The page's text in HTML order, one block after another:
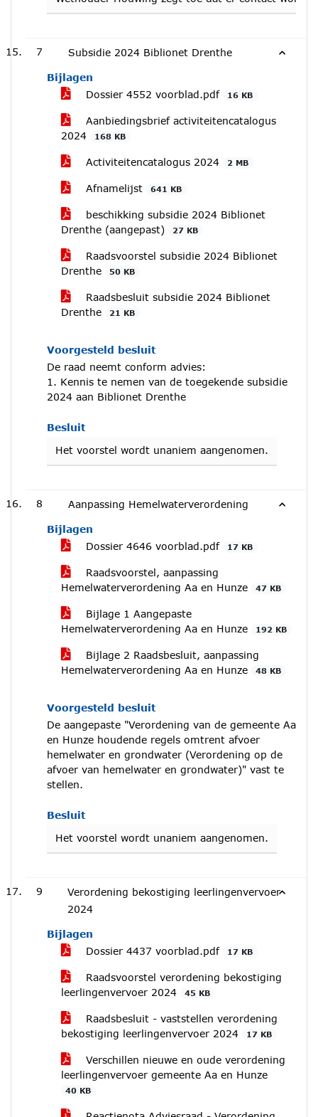
7 Subsidie 2024 Biblionet Drenthe
Bijlagen
Dossier 4552 voorblad.pdf
16 KB
Aanbiedingsbrief activiteitencatalogus
2024
168 KB
Activiteitencatalogus 2024 2 MB
Afnamelijst 641 KB
beschikking subsidie 2024 Biblionet
Drenthe (aangepast)
27 KB
Raadsvoorstel subsidie 2024 Biblionet
Drenthe
50 KB
Raadsbesluit subsidie 2024 Biblionet
Drenthe
21 KB
Voorgesteld besluit
De raad neemt conform advies:
1. Kennis te nemen van de toegekende subsidie
2024 aan Biblionet Drenthe
Besluit
Het voorstel wordt unaniem aangenomen.
8 Aanpassing Hemelwaterverordening
Bijlagen
Dossier 4646 voorblad.pdf
17 KB
Raadsvoorstel, aanpassing
Hemelwaterverordening Aa en Hunze
47 KB
Bijlage 1 Aangepaste
Hemelwaterverordening Aa en Hunze
192 KB
Bijlage 2 Raadsbesluit, aanpassing
Hemelwaterverordening Aa en Hunze
48 KB
Voorgesteld besluit
De aangepaste "Verordening van de gemeente Aa
en Hunze houdende regels omtrent afvoer
hemelwater en grondwater (Verordening op de
afvoer van hemelwater en grondwater)" vast te
stellen.
Besluit
Het voorstel wordt unaniem aangenomen.
9
Verordening bekostiging leerlingenvervoer
2024
Bijlagen
Dossier 4437 voorblad.pdf
17 KB
Raadsvoorstel verordening bekostiging
leerlingenvervoer 2024
45 KB
Raadsbesluit - vaststellen verordening
bekostiging leerlingenvervoer 2024
17 KB
Verschillen nieuwe en oude verordening
leerlingenvervoer gemeente Aa en Hunze
40 KB